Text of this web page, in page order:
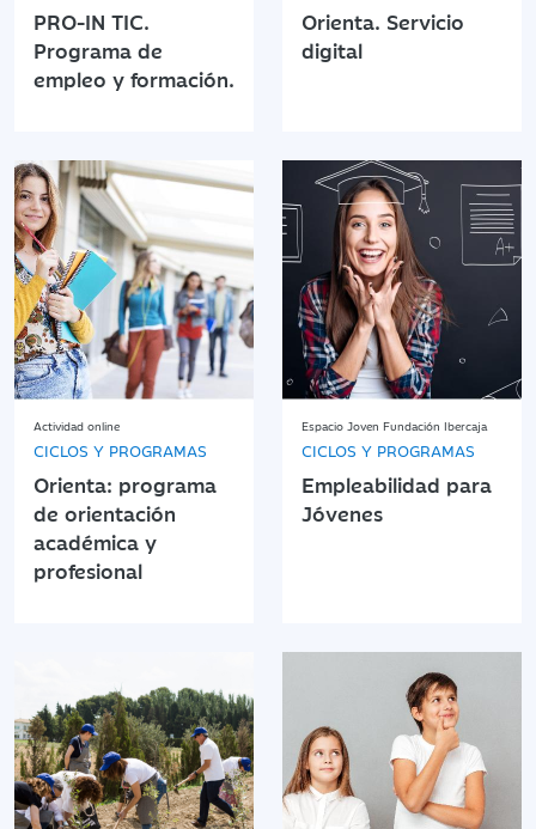
PRO-IN TIC.
Programa de
empleo y formación.
Orienta. Servicio
digital
Actividad online
CICLOS Y PROGRAMAS
Orienta: programa
de orientación
académica y
profesional
Espacio Joven Fundación Ibercaja
CICLOS Y PROGRAMAS
Empleabilidad para
Jóvenes